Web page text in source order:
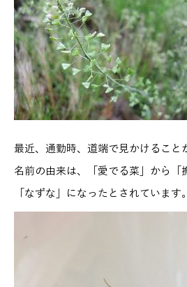
最近、通勤時、道端で見かけること
名前の由来は、「愛でる菜」から「
「なずな」になったとされています。